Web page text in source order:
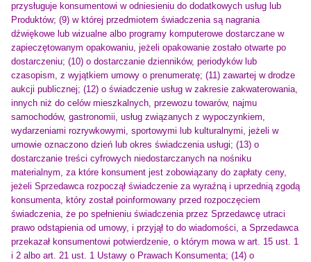
przysługuje konsumentowi w odniesieniu do dodatkowych usług lub
Produktów; (9) w której przedmiotem świadczenia są nagrania
dźwiękowe lub wizualne albo programy komputerowe dostarczane w
zapieczętowanym opakowaniu, jeżeli opakowanie zostało otwarte po
dostarczeniu; (10) o dostarczanie dzienników, periodyków lub
czasopism, z wyjątkiem umowy o prenumeratę; (11) zawartej w drodze
aukcji publicznej; (12) o świadczenie usług w zakresie zakwaterowania,
innych niż do celów mieszkalnych, przewozu towarów, najmu
samochodów, gastronomii, usług związanych z wypoczynkiem,
wydarzeniami rozrywkowymi, sportowymi lub kulturalnymi, jeżeli w
umowie oznaczono dzień lub okres świadczenia usługi; (13) o
dostarczanie treści cyfrowych niedostarczanych na nośniku
materialnym, za które konsument jest zobowiązany do zapłaty ceny,
jeżeli Sprzedawca rozpoczął świadczenie za wyraźną i uprzednią zgodą
konsumenta, który został poinformowany przed rozpoczęciem
świadczenia, że po spełnieniu świadczenia przez Sprzedawcę utraci
prawo odstąpienia od umowy, i przyjął to do wiadomości, a Sprzedawca
przekazał konsumentowi potwierdzenie, o którym mowa w art. 15 ust. 1
i 2 albo art. 21 ust. 1 Ustawy o Prawach Konsumenta; (14) o